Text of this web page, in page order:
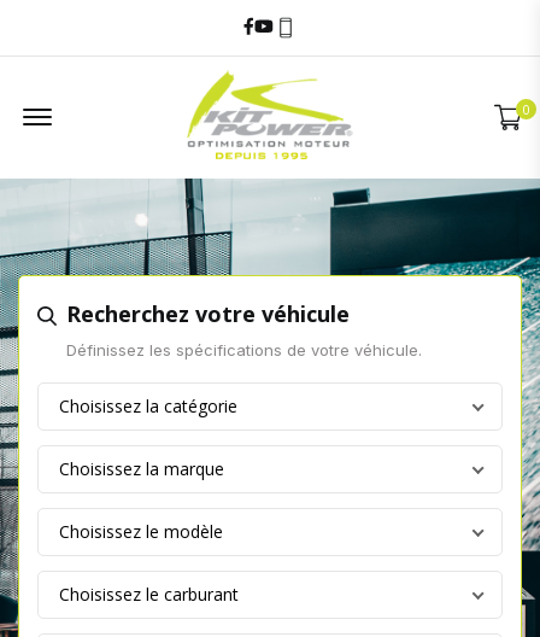
Facebook
Youtube
0
Recherchez votre véhicule
Définissez les spécifications de votre véhicule.